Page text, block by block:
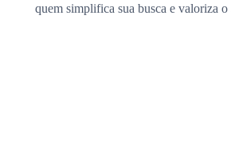
quem simplifica sua busca e valoriza o